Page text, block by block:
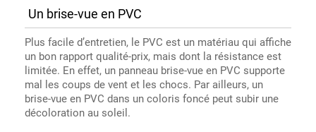
Un brise-vue en PVC
Plus facile d’entretien, le PVC est un matériau qui affiche
un bon rapport qualité-prix, mais dont la résistance est
limitée. En effet, un panneau brise-vue en PVC supporte
mal les coups de vent et les chocs. Par ailleurs, un
brise-vue en PVC dans un coloris foncé peut subir une
décoloration au soleil.